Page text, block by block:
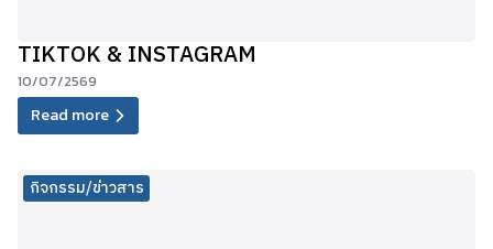
TIKTOK & INSTAGRAM
10/07/2569
Read more
กิจกรรม/ข่าวสาร